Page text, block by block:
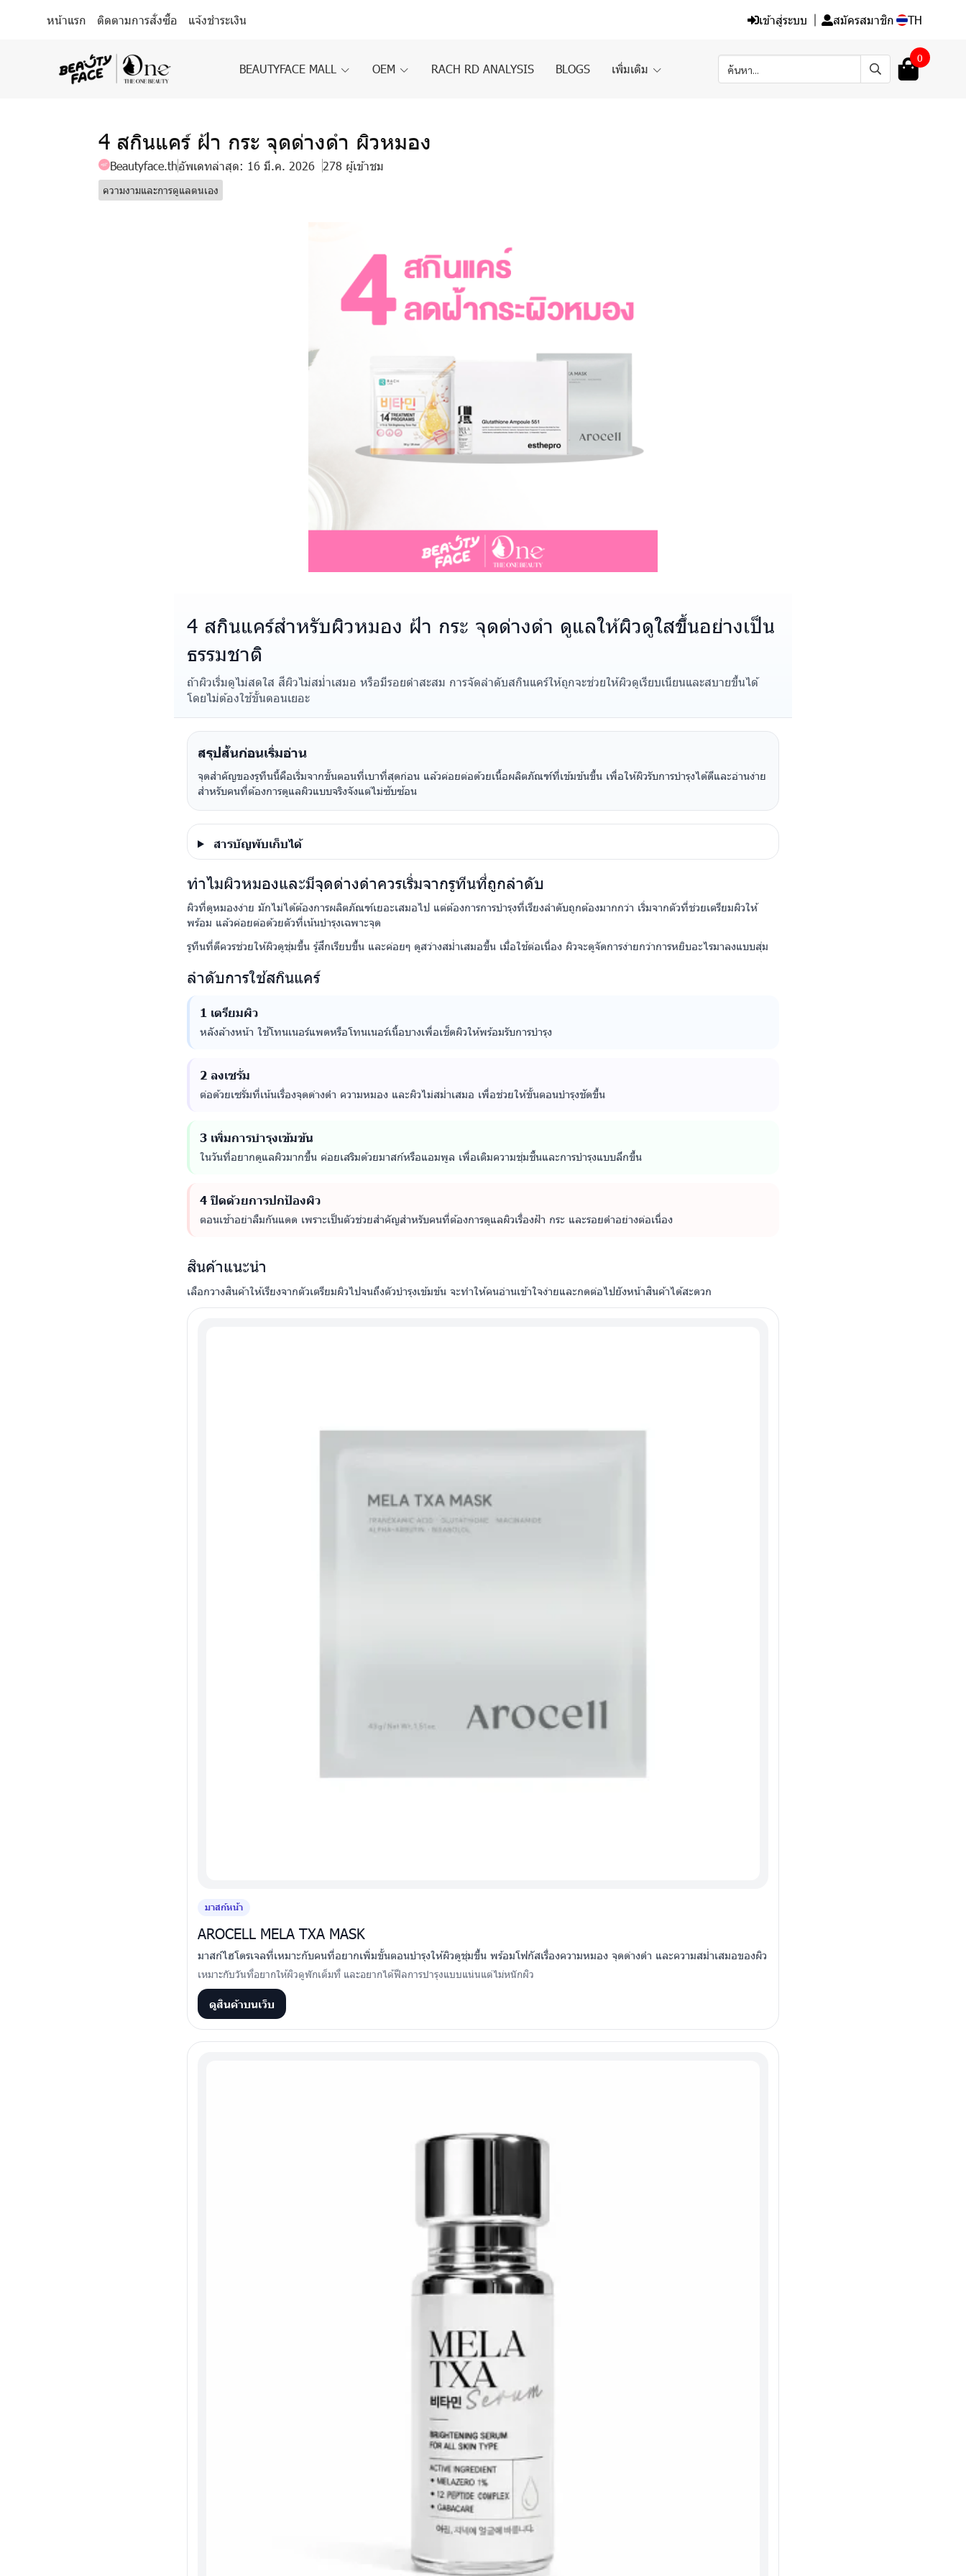
หน้าแรก ติดตามการสั่งซื้อ แจ้งชำระเงิน เข้าสู่ระบบ สมัครสมาชิก TH
BEAUTYFACE MALL OEM RACH RD ANALYSIS BLOGS เพิ่มเติม
0
4 สกินแคร์ ฝ้า กระ จุดด่างดำ ผิวหมอง
Beautyface.thอัพเดทล่าสุด: 16 มี.ค. 2026 278 ผู้เข้าชม
ความงามและการดูแลตนเอง
4 สกินแคร์สำหรับผิวหมอง ฝ้า กระ จุดด่างดำ ดูแลให้ผิวดูใสขึ้นอย่างเป็น
ธรรมชาติ
ถ้าผิวเริ่มดูไม่สดใส สีผิวไม่สม่ำเสมอ หรือมีรอยดำสะสม การจัดลำดับสกินแคร์ให้ถูกจะช่วยให้ผิวดูเรียบเนียนและสบายขึ้นได้
โดยไม่ต้องใช้ขั้นตอนเยอะ
สรุปสั้นก่อนเริ่มอ่าน
จุดสำคัญของรูทีนนี้คือเริ่มจากขั้นตอนที่เบาที่สุดก่อน แล้วค่อยต่อด้วยเนื้อผลิตภัณฑ์ที่เข้มข้นขึ้น เพื่อให้ผิวรับการบำรุงได้ดีและอ่านง่าย
สำหรับคนที่ต้องการดูแลผิวแบบจริงจังแต่ไม่ซับซ้อน
สารบัญพับเก็บได้
ทำไมผิวหมองและมีจุดด่างดำควรเริ่มจากรูทีนที่ถูกลำดับ
ผิวที่ดูหมองง่าย มักไม่ได้ต้องการผลิตภัณฑ์เยอะเสมอไป แต่ต้องการการบำรุงที่เรียงลำดับถูกต้องมากกว่า เริ่มจากตัวที่ช่วยเตรียมผิวให้
พร้อม แล้วค่อยต่อด้วยตัวที่เน้นบำรุงเฉพาะจุด
รูทีนที่ดีควรช่วยให้ผิวดูชุ่มขึ้น รู้สึกเรียบขึ้น และค่อยๆ ดูสว่างสม่ำเสมอขึ้น เมื่อใช้ต่อเนื่อง ผิวจะดูจัดการง่ายกว่าการหยิบอะไรมาลงแบบสุ่ม
ลำดับการใช้สกินแคร์
1 เตรียมผิว
หลังล้างหน้า ใช้โทนเนอร์แพดหรือโทนเนอร์เนื้อบางเพื่อเช็ดผิวให้พร้อมรับการบำรุง
2 ลงเซรั่ม
ต่อด้วยเซรั่มที่เน้นเรื่องจุดด่างดำ ความหมอง และผิวไม่สม่ำเสมอ เพื่อช่วยให้ขั้นตอนบำรุงชัดขึ้น
3 เพิ่มการบำรุงเข้มข้น
ในวันที่อยากดูแลผิวมากขึ้น ค่อยเสริมด้วยมาสก์หรือแอมพูล เพื่อเติมความชุ่มชื้นและการบำรุงแบบลึกขึ้น
4 ปิดด้วยการปกป้องผิว
ตอนเช้าอย่าลืมกันแดด เพราะเป็นตัวช่วยสำคัญสำหรับคนที่ต้องการดูแลผิวเรื่องฝ้า กระ และรอยดำอย่างต่อเนื่อง
สินค้าแนะนำ
เลือกวางสินค้าให้เรียงจากตัวเตรียมผิวไปจนถึงตัวบำรุงเข้มข้น จะทำให้คนอ่านเข้าใจง่ายและกดต่อไปยังหน้าสินค้าได้สะดวก
มาสก์หน้า
AROCELL MELA TXA MASK
มาสก์ไฮโดรเจลที่เหมาะกับคนที่อยากเพิ่มขั้นตอนบำรุงให้ผิวดูชุ่มขึ้น พร้อมโฟกัสเรื่องความหมอง จุดด่างดำ และความสม่ำเสมอของผิว
เหมาะกับวันที่อยากให้ผิวดูพักเต็มที่ และอยากได้ฟีลการบำรุงแบบแน่นแต่ไม่หนักผิว
ดูสินค้าบนเว็บ